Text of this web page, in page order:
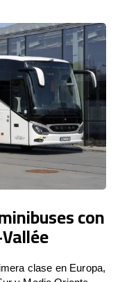
con
clase en Europa,